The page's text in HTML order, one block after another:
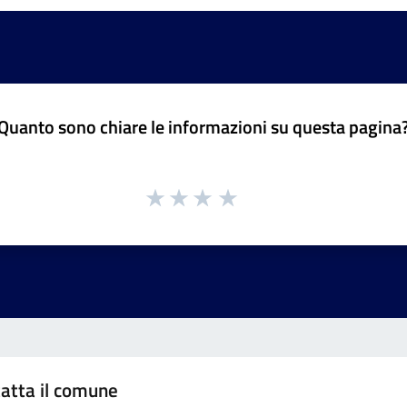
sono chiare le informazioni su questa
il comune